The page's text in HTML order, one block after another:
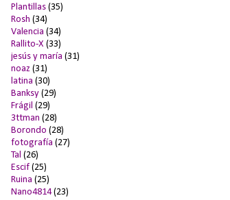
Plantillas (35)
Rosh (34)
Valencia (34)
Rallito-X (33)
jesús y maría (31)
noaz (31)
latina (30)
Banksy (29)
Frágil (29)
3ttman (28)
Borondo (28)
fotografía (27)
Tal (26)
Escif (25)
Ruina (25)
Nano4814 (23)